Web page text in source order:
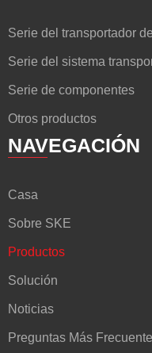
Serie del transportador
Serie del sistema
Serie de componentes
Otros productos
NAVEGACIÓN
Casa
Sobre SKE
Productos
Solución
Noticias
Preguntas Más